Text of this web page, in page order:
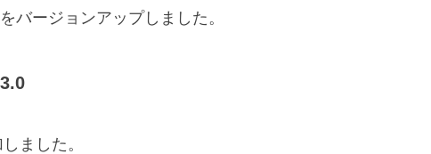
バージョンアップしました。
ました。